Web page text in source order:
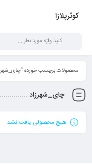
کوثرپلازا
محصولات برچسب خورده
چای_شهرزاد
هیچ محصولی یافت نشد.